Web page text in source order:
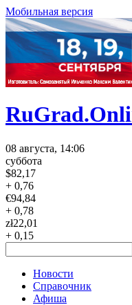
Мобильная версия
08 августа, 14:06
суббота
$82,17
+ 0,76
€94,84
+ 0,78
zł22,01
+ 0,15
Новости
Справочник
Афиша